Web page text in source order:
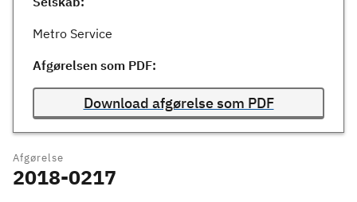
Metro Service
Afgørelsen som PDF:
Download afgørelse som PDF
Afgørelse
2018-0217